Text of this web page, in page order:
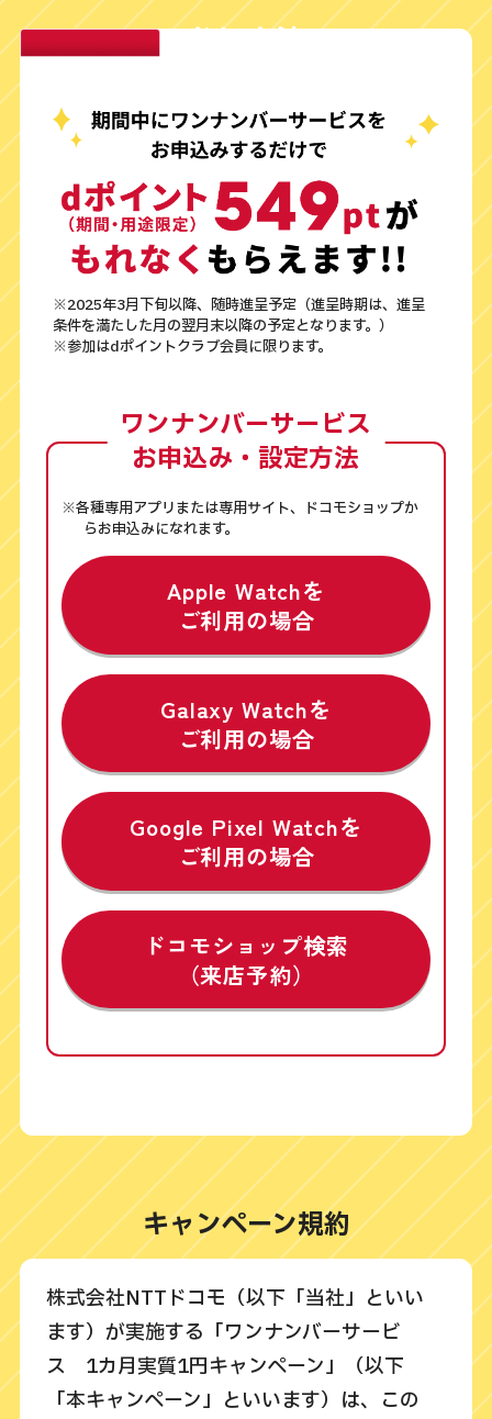
参加方法
※2025年3月下旬以降、随時進呈予定（進呈時期は、進呈
条件を満たした月の翌月末以降の予定となります。）
※参加はdポイントクラブ会員に限ります。
ワンナンバーサービス
お申込み・設定方法
※各種専用アプリまたは専用サイト、ドコモショップか
らお申込みになれます。
Apple Watchを
ご利用の場合
Galaxy Watchを
ご利用の場合
Google Pixel Watchを
ご利用の場合
ドコモショップ検索
（来店予約）
キャンペーン規約
株式会社NTTドコモ（以下「当社」といい
ます）が実施する「ワンナンバーサービ
ス 1カ月実質1円キャンペーン」（以下
「本キャンペーン」といいます）は、この